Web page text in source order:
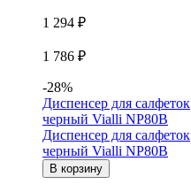
1 294 ₽
1 786 ₽
-28%
Диспенсер для салфеток
черный Vialli NP80B
Диспенсер для салфеток
черный Vialli NP80B
В корзину